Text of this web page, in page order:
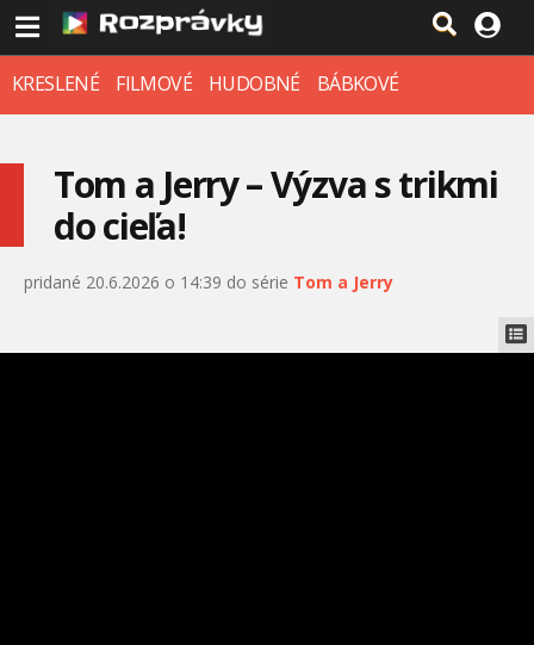
KRESLENÉ FILMOVÉ HUDOBNÉ BÁBKOVÉ
Tom a Jerry – Výzva s trikmi
do cieľa!
pridané 20.6.2026 o 14:39 do série Tom a Jerry